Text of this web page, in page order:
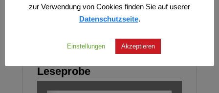
Unbedingt lesenswert.«
Leseprobe
zur Verwendung von Cookies finden Sie auf userer
Datenschutzseite.
Einstellungen Akzeptieren